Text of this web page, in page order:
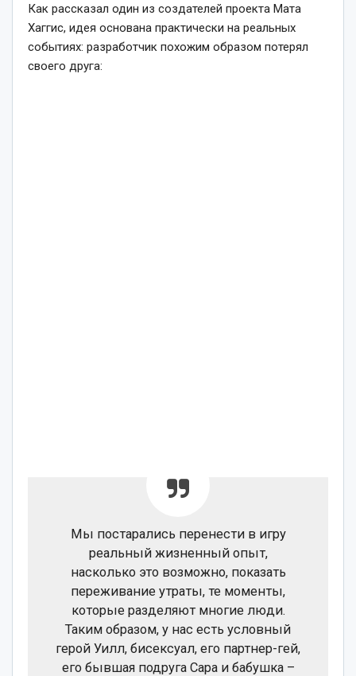
Как рассказал один из создателей проекта Мата
Хаггис, идея основана практически на реальных
событиях: разработчик похожим образом потерял
своего друга:
Мы постарались перенести в игру
реальный жизненный опыт,
насколько это возможно, показать
переживание утраты, те моменты,
которые разделяют многие люди.
Таким образом, у нас есть условный
герой Уилл, бисексуал, его партнер-гей,
его бывшая подруга Сара и бабушка –